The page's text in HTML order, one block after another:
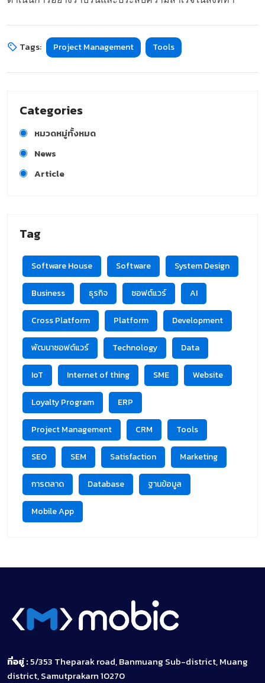
Tags: Project Management Tools
Categories
หมวดหมู่ทั้งหมด
News
Article
Tag
Software House Software System Design
Business ธุรกิจ ซอฟต์แวร์ AI
Cross Platform Platform Development
พัฒนาซอฟต์แวร์ Technology Data
IoT Internet of thing SME Website
Loyalty Program ERP
Project Management CRM Tools
SEO SEM Satisfaction Marketing
การตลาด Database ฐานข้อมูล
Mobile App
ที่อยู่ :5/353 Theparak road, Banmuang Sub-district, Muang
district, Samutprakarn 10270